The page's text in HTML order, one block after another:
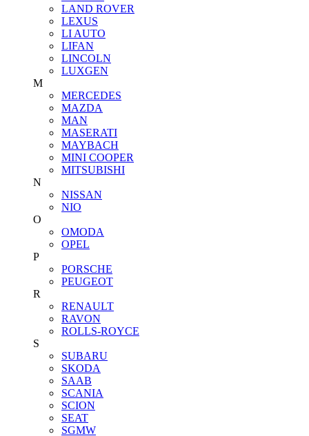
LAND ROVER
LEXUS
LI AUTO
LIFAN
LINCOLN
LUXGEN
M
MERCEDES
MAZDA
MAN
MASERATI
MAYBACH
MINI COOPER
MITSUBISHI
N
NISSAN
NIO
O
OMODA
OPEL
P
PORSCHE
PEUGEOT
R
RENAULT
RAVON
ROLLS-ROYCE
S
SUBARU
SKODA
SAAB
SCANIA
SCION
SEAT
SGMW